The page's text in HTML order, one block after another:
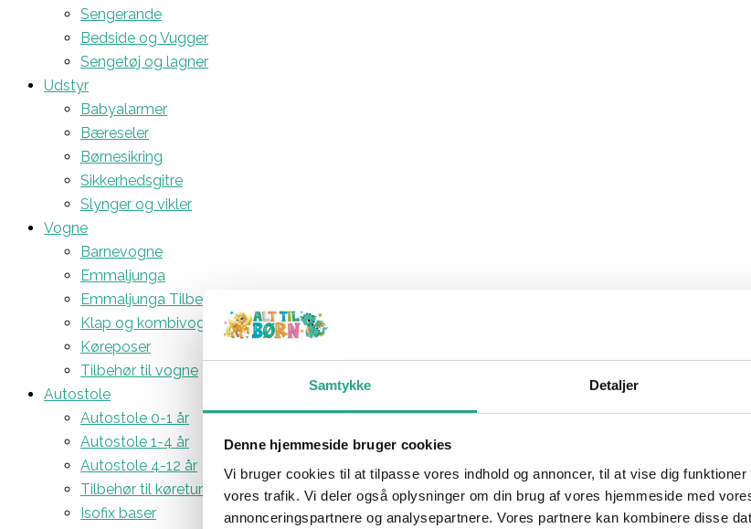
Samtykke Detaljer
Denne hjemmeside bruger cookies
Vi bruger cookies til at tilpasse vores indhold og annoncer, til at vise dig
vores trafik. Vi deler også oplysninger om din brug af vores hjemmeside med
annonceringspartnere og analysepartnere. Vores partnere kan kombinere disse
Sengerande
Bedside og Vugger
Sengetøj og lagner
Udstyr
Babyalarmer
Bæreseler
Børnesikring
Sikkerhedsgitre
Slynger og vikler
Vogne
Barnevogne
Emmaljunga
Emmaljunga Tilbehør
Klap og kombivogne
Køreposer
Tilbehør til vogne
Autostole
Autostole 0-1 år
Autostole 1-4 år
Autostole 4-12 år
Tilbehør til køreturen
Isofix baser